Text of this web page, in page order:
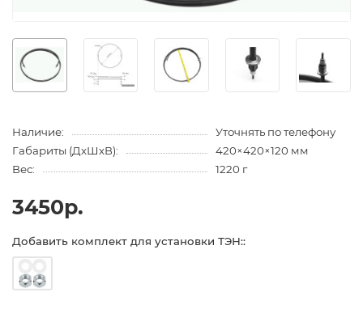
Наличие:
Уточнять по телефону
Габариты (ДхШхВ):
420×420×120 мм
Вес:
1220 г
3450р.
Добавить комплект для установки ТЭН::